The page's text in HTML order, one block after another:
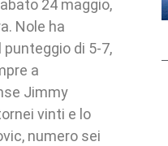
24 maggio,
Nole ha
di 5-7,
a
Jimmy
vinti e lo
numero sei